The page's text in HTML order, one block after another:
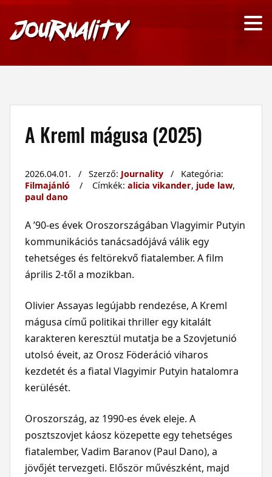
A Kreml mágusa (2025)
2026.04.01. / Szerző: Journality/ Kategória:
Filmajánló/ Címkék: alicia vikander, jude law,
paul dano
A ’90-es évek Oroszországában Vlagyimir Putyin
kommunikációs tanácsadójává válik egy
tehetséges és feltörekvő fiatalember. A film
április 2-től a mozikban.
Olivier Assayas legújabb rendezése, A Kreml
mágusa című politikai thriller egy kitalált
karakteren keresztül mutatja be a Szovjetunió
utolsó éveit, az Orosz Föderáció viharos
kezdetét és a fiatal Vlagyimir Putyin hatalomra
kerülését.
Oroszország, az 1990-es évek eleje. A
posztszovjet káosz közepette egy tehetséges
fiatalember, Vadim Baranov (Paul Dano), a
jövőjét tervezgeti. Először művészként, majd